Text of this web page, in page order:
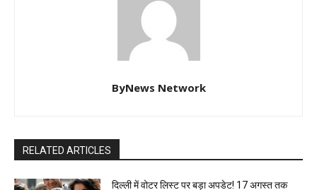
ByNews Network
RELATED ARTICLES
दिल्ली में वोटर लिस्ट पर बड़ा अपडेट! 17 अगस्त तक